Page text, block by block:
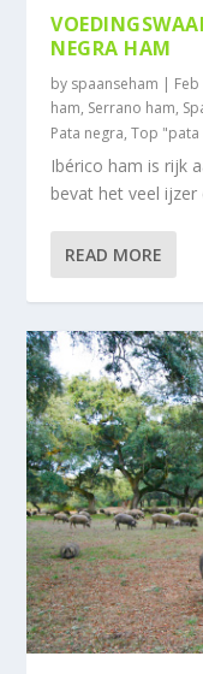
NEGRA HAM
by spaanseham |
ham, Serrano ham,
Pata negra,Top "pata
Ibérico ham is rijk
bevat het veel ijzer
READ MORE